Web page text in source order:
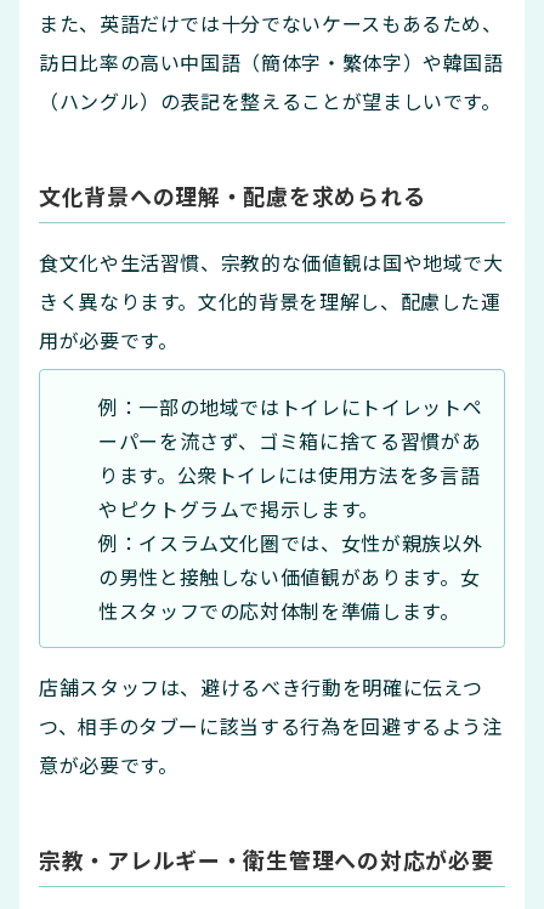
また、英語だけでは十分でないケースもあるため、
訪日比率の高い中国語（簡体字・繁体字）や韓国語
（ハングル）の表記を整えることが望ましいです。
文化背景への理解・配慮を求められる
食文化や生活習慣、宗教的な価値観は国や地域で大
きく異なります。文化的背景を理解し、配慮した運
用が必要です。
例：一部の地域ではトイレにトイレットペ
ーパーを流さず、ゴミ箱に捨てる習慣があ
ります。公衆トイレには使用方法を多言語
やピクトグラムで掲示します。
例：イスラム文化圏では、女性が親族以外
の男性と接触しない価値観があります。女
性スタッフでの応対体制を準備します。
店舗スタッフは、避けるべき行動を明確に伝えつ
つ、相手のタブーに該当する行為を回避するよう注
意が必要です。
宗教・アレルギー・衛生管理への対応が必要